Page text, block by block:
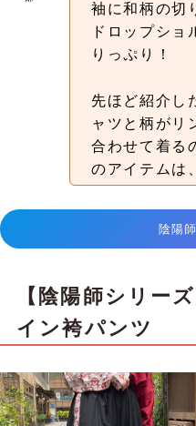
袖に和柄の切
ドロップショ
りっぷり！
先ほど紹介し
ャツと柄がリ
合わせて着る
のアイテムは
陰陽
【陰陽師シリー
イン袴パンツ